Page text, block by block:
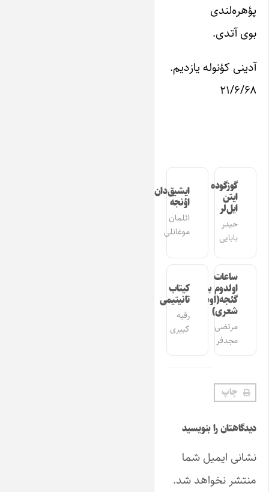
پؤهره‌‌لندی
بوی آتدی.
آدینی کؤنوله یازدیم.
۲۱/۶/۶۸
گوزگوده
ایتن
ایل‌لر
حیدر
بابایی
ایشیق‌دان
اؤنجه
ائلمان
موغانلی
ساعات
اولدوم بیر
گئجه(اوشاق
شعری)
مرتضی
مجدفر
کیتاب
تانیتیمی
رقیه
کبیری
چاپ
دیدگاهتان را بنویسید
نشانی ایمیل شما
منتشر نخواهد شد.